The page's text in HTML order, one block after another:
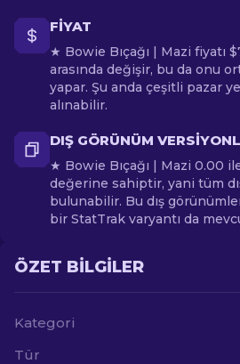
FIYAT
★ Bowie Bıçağı | Mazi fiyatı
arasında değişir, bu da onu
yapar. Şu anda çeşitli pazar
alınabilir.
DIŞ GÖRÜNÜM
★ Bowie Bıçağı | Mazi 0.00
değerine sahiptir, yani tüm
bulunabilir. Bu dış
bir StatTrak varyantı da
ÖZET BILGILER
Kategori
Tür